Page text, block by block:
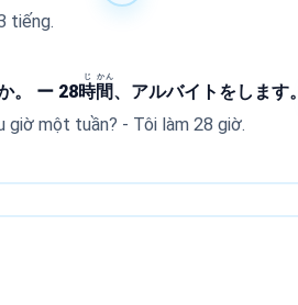
tiếng.
。 ー 28時
じ
間
かん
、アルバイトをします。
giờ một tuần? - Tôi làm 28 giờ.